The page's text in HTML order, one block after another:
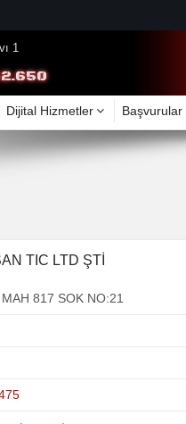
1
Dijital Hizmetler Başvurular
TIC LTD ŞTİ
817 SOK NO:21